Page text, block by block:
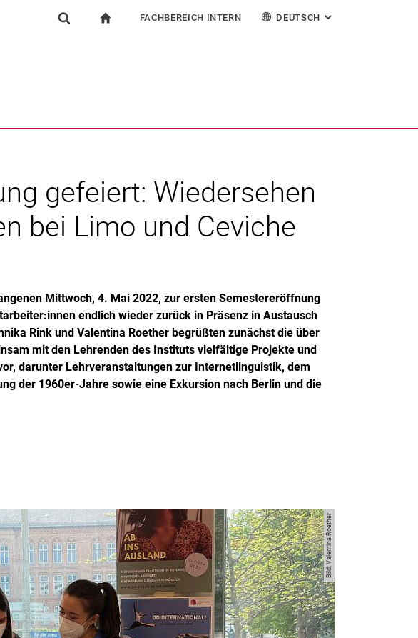
zu: Inhalt
zu: Suche
zu: Hauptnavigation
FACHBEREICH INTERN DEUTSCH : ALTERNATIVE
gefeiert: Wiedersehen
bei Limo und Ceviche
Mittwoch, 4. Mai 2022, zur ersten Semestereröffnung
endlich wieder zurück in Präsenz in Austausch
Rink und Valentina Roether begrüßten zunächst die über
mit den Lehrenden des Instituts vielfältige Projekte und
darunter Lehrveranstaltungen zur Internetlinguistik, dem
der 1960er-Jahre sowie eine Exkursion nach Berlin und die
Bild: Valentina Roether